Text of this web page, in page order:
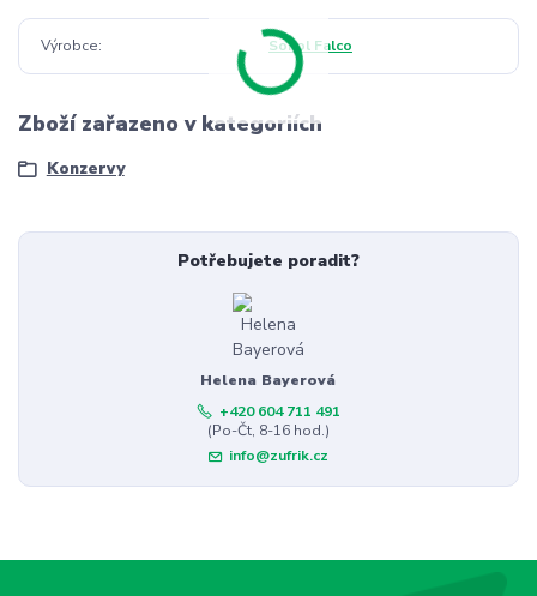
Výrobce Sokol Falco
Zboží zařazeno v kategoriích
Konzervy
Potřebujete poradit?
Helena Bayerová
+420 604 711 491
(Po-Čt, 8-16 hod.)
info@zufrik.cz